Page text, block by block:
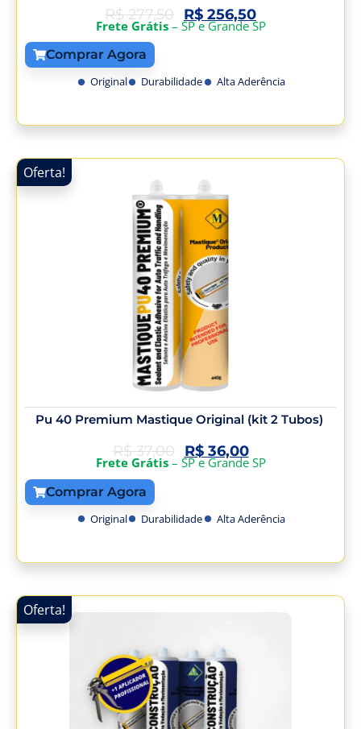
R$277,50 R$ 256,50
Frete Grátis– SP e Grande SP
Comprar Agora
Original Durabilidade Alta Aderência
Oferta!
Pu 40 Premium Mastique Original (kit 2 Tubos)
R$37,00 R$36,00
Frete Grátis– SP e Grande SP
Comprar Agora
Original Durabilidade Alta Aderência
Oferta!